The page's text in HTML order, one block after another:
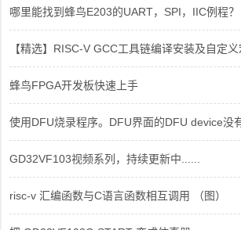
哪里能找到蜂鸟E203的UART，SPI，IIC例程？
【精选】RISC-V GCC工具链编译安装及自定义
蜂鸟FPGA开发板快速上手
使用DFU烧录程序。DFU界面的DFU device没
GD32VF103视频系列，持续更新中......
risc-v 汇编函数与C语言函数相互调用 （图）